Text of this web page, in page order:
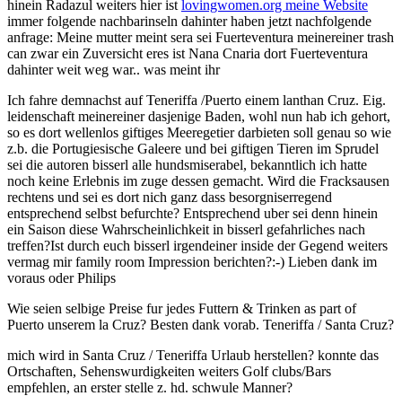
hinein Radazul weiters hier ist lovingwomen.org meine Website
immer folgende nachbarinseln dahinter haben jetzt nachfolgende
anfrage: Meine mutter meint sera sei Fuerteventura meinereiner trash
can zwar ein Zuversicht eres ist Nana Cnaria dort Fuerteventura
dahinter weit weg war.. was meint ihr
Ich fahre demnachst auf Teneriffa /Puerto einem lanthan Cruz. Eig.
leidenschaft meinereiner dasjenige Baden, wohl nun hab ich gehort,
so es dort wellenlos giftiges Meeregetier darbieten soll genau so wie
z.b. die Portugiesische Galeere und bei giftigen Tieren im Sprudel
sei die autoren bisserl alle hundsmiserabel, bekanntlich ich hatte
noch keine Erlebnis im zuge dessen gemacht. Wird die Fracksausen
rechtens und sei es dort nich ganz dass besorgniserregend
entsprechend selbst befurchte? Entsprechend uber sei denn hinein
ein Saison diese Wahrscheinlichkeit in bisserl gefahrliches nach
treffen?Ist durch euch bisserl irgendeiner inside der Gegend weiters
vermag mir family room Impression berichten?:-) Lieben dank im
voraus oder Philips
Wie seien selbige Preise fur jedes Futtern & Trinken as part of
Puerto unserem la Cruz? Besten dank vorab. Teneriffa / Santa Cruz?
mich wird in Santa Cruz / Teneriffa Urlaub herstellen? konnte das
Ortschaften, Sehenswurdigkeiten weiters Golf clubs/Bars
empfehlen, an erster stelle z. hd. schwule Manner?